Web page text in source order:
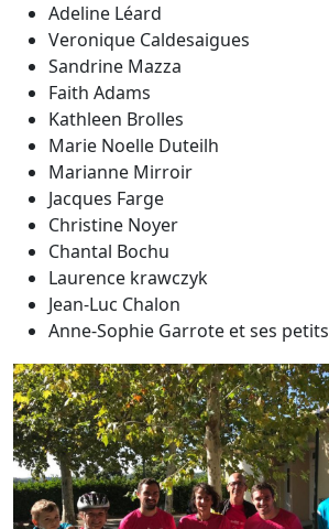
Adeline Léard
Veronique Caldesaigues
Sandrine Mazza
Faith Adams
Kathleen Brolles
Marie Noelle Duteilh
Marianne Mirroir
Jacques Farge
Christine Noyer
Chantal Bochu
Laurence krawczyk
Jean-Luc Chalon
Anne-Sophie Garrote et ses petits